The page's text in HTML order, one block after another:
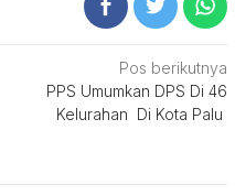
Pos berikutnya
PPS Umumkan DPS Di 46
Kelurahan Di Kota Palu